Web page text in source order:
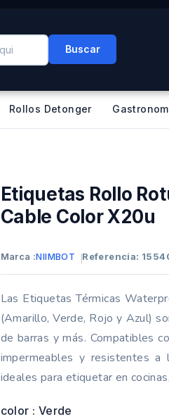
Buscar
Rollos Detonger
Etiquetas Rollo
Cable Color X20u
Marca :NIIMBOT Referencia:
Las Etiquetas Térmicas
(Amarillo, Verde, Rojo y Azul)
de barras y más. Compatibles
impermeables y resistentes a
ideales para etiquetar en
color : Verde